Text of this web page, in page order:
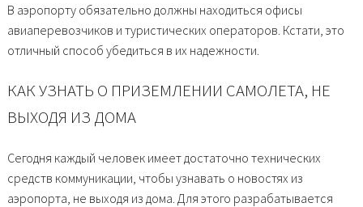
В аэропорту обязательно должны находиться офисы
авиаперевозчиков и туристических операторов. Кстати, это
отличный способ убедиться в их надежности.
КАК УЗНАТЬ О ПРИЗЕМЛЕНИИ САМОЛЕТА, НЕ
ВЫХОДЯ ИЗ ДОМА
Сегодня каждый человек имеет достаточно технических
средств коммуникации, чтобы узнавать о новостях из
аэропорта, не выходя из дома. Для этого разрабатывается